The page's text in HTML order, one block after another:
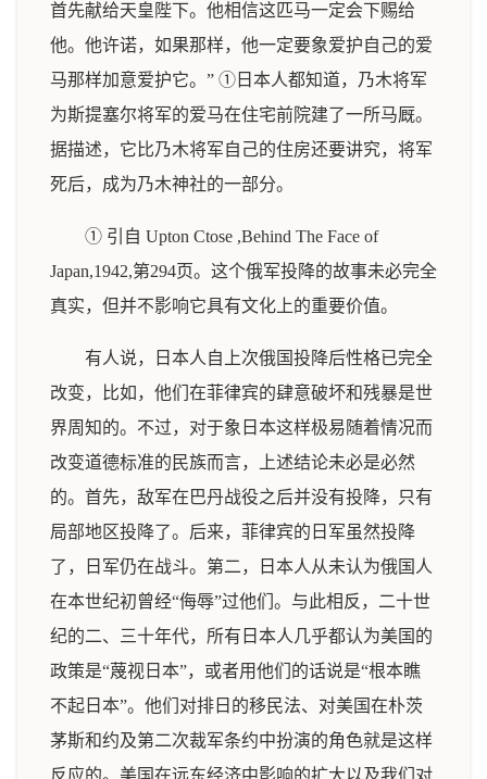
首先献给天皇陛下。他相信这匹马一定会下赐给
他。他许诺，如果那样，他一定要象爱护自己的爱
马那样加意爱护它。” ①日本人都知道，乃木将军
为斯提塞尔将军的爱马在住宅前院建了一所马厩。
据描述，它比乃木将军自己的住房还要讲究，将军
死后，成为乃木神社的一部分。
① 引自 Upton Ctose ,Behind The Face of
Japan,1942,第294页。这个俄军投降的故事未必完全
真实，但并不影响它具有文化上的重要价值。
有人说，日本人自上次俄国投降后性格已完全
改变，比如，他们在菲律宾的肆意破坏和残暴是世
界周知的。不过，对于象日本这样极易随着情况而
改变道德标准的民族而言，上述结论未必是必然
的。首先，敌军在巴丹战役之后并没有投降，只有
局部地区投降了。后来，菲律宾的日军虽然投降
了，日军仍在战斗。第二，日本人从未认为俄国人
在本世纪初曾经“侮辱”过他们。与此相反，二十世
纪的二、三十年代，所有日本人几乎都认为美国的
政策是“蔑视日本”，或者用他们的话说是“根本瞧
不起日本”。他们对排日的移民法、对美国在朴茨
茅斯和约及第二次裁军条约中扮演的角色就是这样
反应的。美国在远东经济中影响的扩大以及我们对